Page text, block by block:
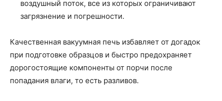
воздушный поток, все из которых ограничивают
загрязнение и погрешности.
Качественная вакуумная печь избавляет от догадок
при подготовке образцов и быстро предохраняет
дорогостоящие компоненты от порчи после
попадания влаги, то есть разливов.